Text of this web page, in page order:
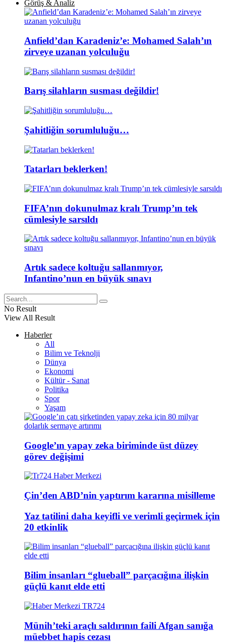
Görüş & Analiz
Anfield’dan Karadeniz’e: Mohamed Salah’ın
zirveye uzanan yolculuğu
Barış silahların susması değildir!
Şahitliğin sorumluluğu…
Tatarları beklerken!
FIFA’nın dokunulmaz kralı Trump’ın tek
cümlesiyle sarsıldı
Artık sadece koltuğu sallanmıyor,
Infantino’nun en büyük sınavı
No Result
View All Result
Haberler
All
Bilim ve Teknolji
Dünya
Ekonomi
Kültür - Sanat
Politika
Spor
Yaşam
Google’ın yapay zeka biriminde üst düzey
görev değişimi
Çin’den ABD’nin yaptırım kararına misilleme
Yaz tatilini daha keyifli ve verimli geçirmek için
20 etkinlik
Bilim insanları “glueball” parçacığına ilişkin
güçlü kanıt elde etti
Münih’teki araçlı saldırının faili Afgan sanığa
müebbet hapis cezası